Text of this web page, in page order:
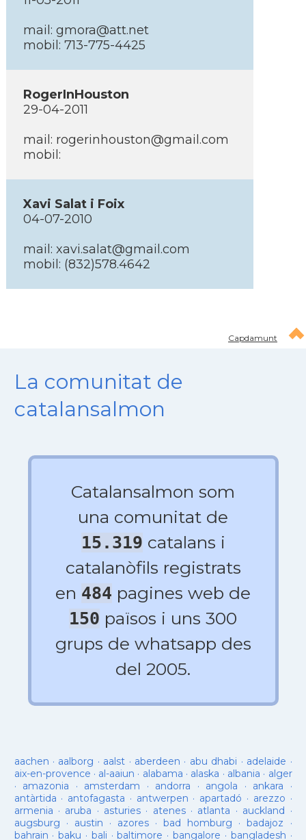
mail: gmora@att.net
mobil: 713-775-4425
RogerInHouston
29-04-2011
mail: rogerinhouston@gmail.com
mobil:
Xavi Salat i Foix
04-07-2010
mail: xavi.salat@gmail.com
mobil: (832)578.4642
Capdamunt
La comunitat de
catalansalmon
Catalansalmon som
una comunitat de
15.319 catalans i
catalanòfils registrats
en 484 pagines web de
150 països i uns 300
grups de whatsapp des
del 2005.
aachen · aalborg · aalst · aberdeen · abu dhabi · adelaide ·
aix-en-provence · al-aaiun · alabama · alaska · albania · alger
· amazonia · amsterdam · andorra · angola · ankara ·
antàrtida · antofagasta · antwerpen · apartadó · arezzo ·
armenia · aruba · asturies· atenes· atlanta · auckland ·
augsburg · austin · azores·bad homburg ·badajoz ·
bahrain ·baku · bali ·baltimore ·bangalore · bangladesh ·